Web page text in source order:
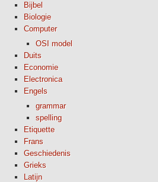
Bijbel
Biologie
Computer
OSI model
Duits
Economie
Electronica
Engels
grammar
spelling
Etiquette
Frans
Geschiedenis
Grieks
Latijn